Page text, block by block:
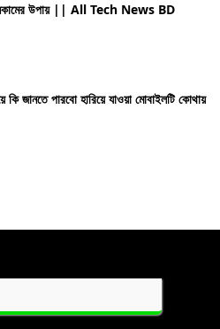
ইনকামের উপায় || All Tech News BD
কি জানতে পারবো হারিয়ে যাওয়া মোবাইলটি কোথায়